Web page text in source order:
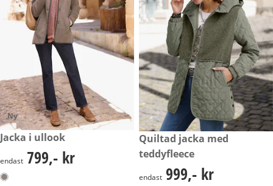
Ny
799,- kr
Jacka i ullook
799,- kr
endast 799,- kr
999,- kr
Quiltad jacka med
teddyfleece
999,- kr
endast 999,- kr